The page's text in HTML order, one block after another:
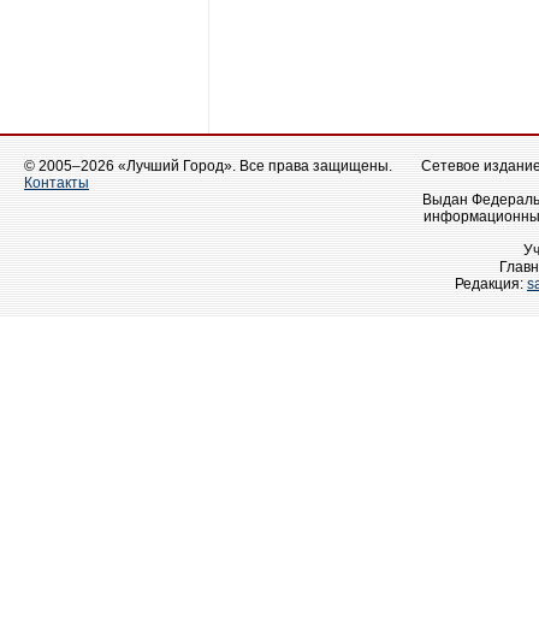
© 2005–2026 «Лучший Город». Все права защищены.
Контакты
Сетевое
Выдан
Редакция: